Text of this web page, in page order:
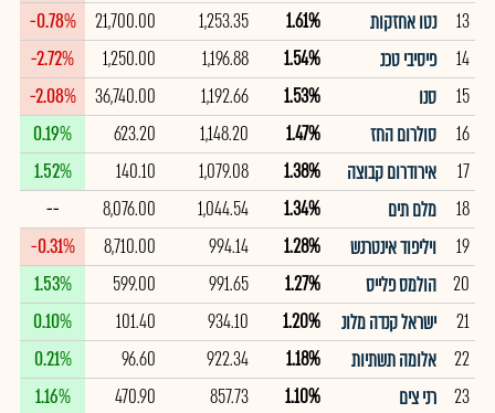
13
נטו אחזקות 1.61%
1,253.35
21,700.00
-0.78%
14
פיסיבי טכנ 1.54%
1,196.88
1,250.00
-2.72%
15
סנו 1.53%
1,192.66
36,740.00
-2.08%
16
סולרום החז 1.47%
1,148.20
623.20
0.19%
17
אירודרום קבוצה 1.38%
1,079.08
140.10
1.52%
18
מלם תים 1.34%
1,044.54
8,076.00
--
19
ויליפוד אינטרנש 1.28%
994.14
8,710.00
-0.31%
20
הולמס פלייס 1.27%
991.65
599.00
1.53%
21
ישראל קנדה מלונ 1.20%
934.10
101.40
0.10%
22
אלומה תשתיות 1.18%
922.34
96.60
0.21%
23
רני צים 1.10%
857.73
470.90
1.16%